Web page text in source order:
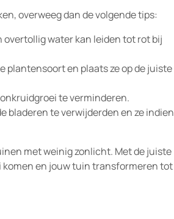
overweeg dan de volgende tips:
overtollig water kan leiden tot rot bij
plantensoort en plaats ze op de juiste
te verminderen.
bladeren te verwijderden en ze indien
met weinig zonlicht. Met de juiste
en jouw tuin transformeren tot